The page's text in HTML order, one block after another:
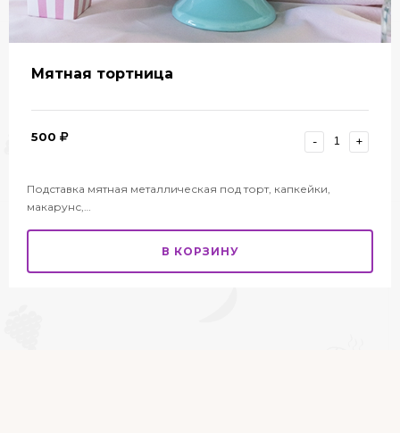
Мятная тортница
500 - +
Подставка мятная металлическая под торт, капкейки,
макарунс,…
В КОРЗИНУ